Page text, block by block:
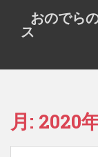
t
おのでら
ス
月: 2020